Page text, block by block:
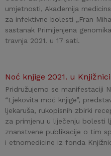
umjetnosti, Akademija
za infektivne bolesti „Fran
sastanak Primijenjena
travnja 2021. u 17 sati.
Noć knjige 2021. u
Pridružujemo se manifestaciji
“Ljekovita moć knjige”,
ljekaruša, rukopisnih zbirki
za primjenu u liječenju bolesti
znanstvene publikacije o tim
i etnomedicine iz fonda